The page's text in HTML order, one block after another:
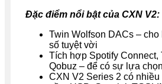
Đặc điểm nổi bật của CXN V2:
Twin Wolfson DACs – cho
số tuyệt vời
Tích hợp Spotify Connect,
Qobuz – để có sự lựa
CXN V2 Series 2 có